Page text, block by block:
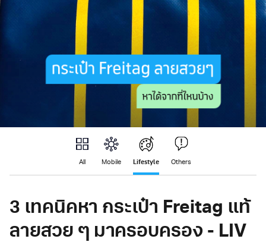
All Mobile Lifestyle Others
3 เทคนิคหา กระเป๋า Freitag แท้
ลายสวย ๆ มาครอบครอง - LIV